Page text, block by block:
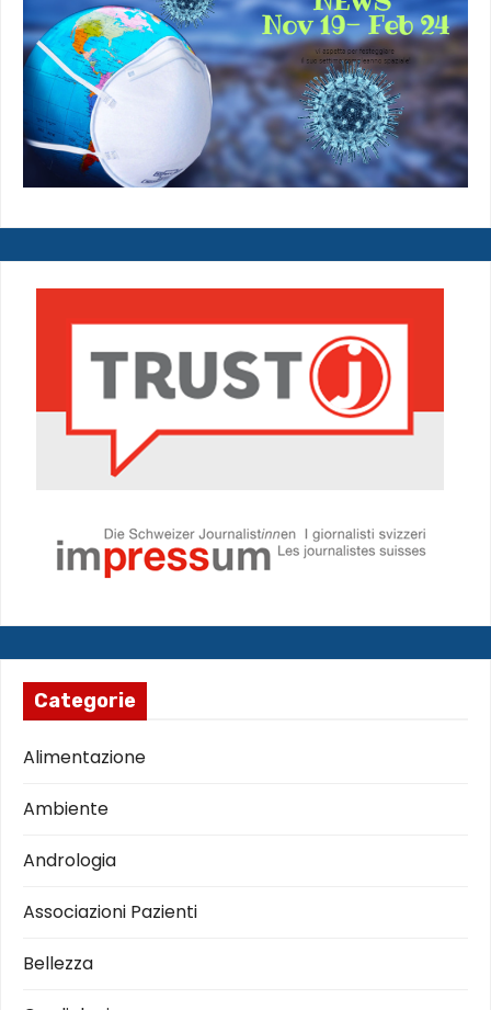
Categorie
Alimentazione
Ambiente
Andrologia
Associazioni Pazienti
Bellezza